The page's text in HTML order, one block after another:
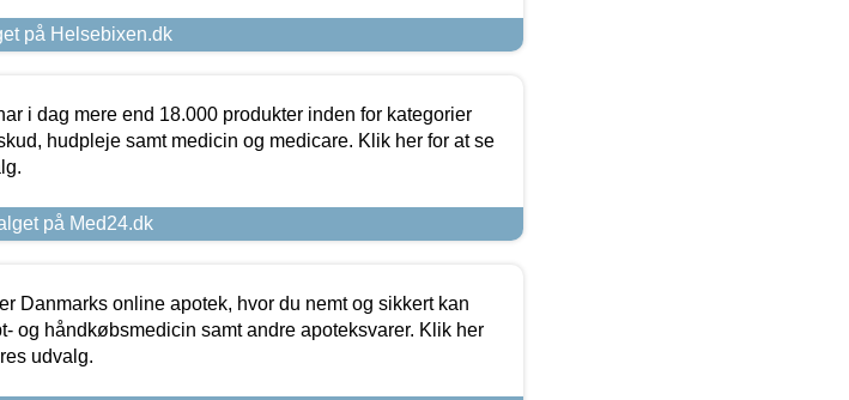
på Helsebixen.dk
i dag mere end 18.000 produkter inden for kategorier
hudpleje samt medicin og medicare. Klik her for at se
på Med24.dk
Danmarks online apotek, hvor du nemt og sikkert kan
og håndkøbsmedicin samt andre apoteksvarer. Klik her
udvalg.